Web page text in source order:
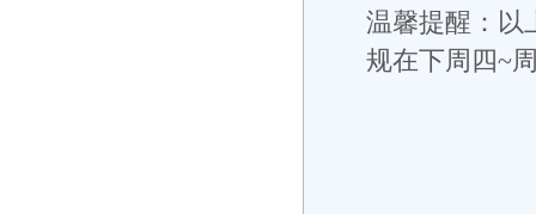
温馨提醒：以
规在下周四~